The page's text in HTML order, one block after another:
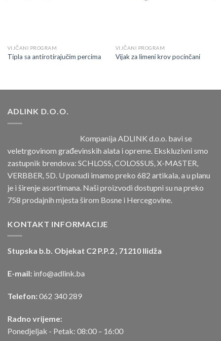
VIJČANI PROGRAM
Tipla sa antirotirajučim percima
VIJČANI PROGRAM
Vijak za limeni krov pocinčani
ADLINK D.O.O.
Kompanija ADLINK d.o.o. bavi se
veletrgovinom građevinskih alata i opreme. Ekskluzivni smo
zastupnik brendova: SCHLOSS, COLOSSUS, X-MASTER,
VERBBER, 5D. U ponudi imamo preko 682 artikala, a u planu
je i širenje asortimana. Naši proizvodi dostupni su na preko
758 prodajnih mjesta širom Bosne i Hercegovine.
KONTAKT INFORMACIJE
Stupska b.b. Objekat C2 P.P.2 , 71210 Ilidža
E-mail: info@adlink.ba
Telefon: 062 340 289
Radno vrijeme:
Ponedjeljak - Petak: 08:00 – 16:00